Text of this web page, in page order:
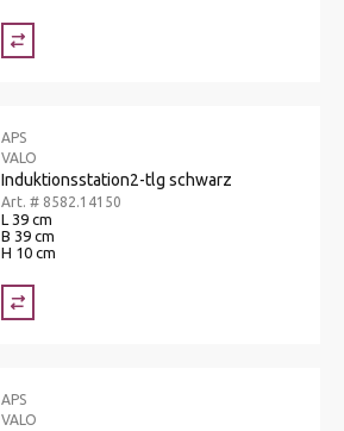
APS
VALO
Induktionsstation2-tlg schwarz
Art. # 8582.14150
L 39 cm
B 39 cm
H 10 cm
APS
VALO